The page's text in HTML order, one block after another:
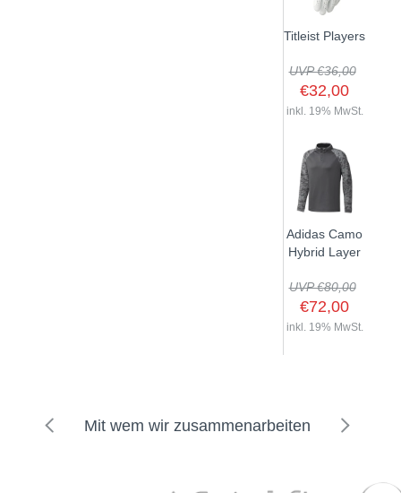
Titleist Players
UVP €36,00
€32,00
inkl. 19% MwSt.
Adidas Camo
Hybrid Layer
UVP €80,00
€72,00
inkl. 19% MwSt.
Mit wem wir zusammenarbeiten